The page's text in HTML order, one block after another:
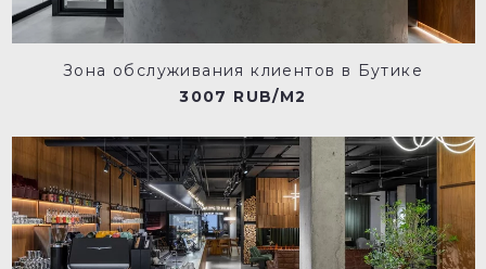
Зона обслуживания клиентов в Бутике
3007 RUB/M2